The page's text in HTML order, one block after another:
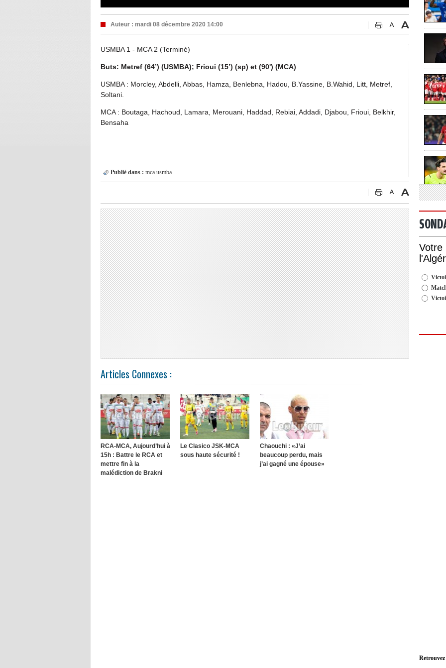
Auteur : mardi 08 décembre 2020 14:00
USMBA 1 - MCA 2 (Terminé)
Buts: Metref (64’) (USMBA); Frioui (15’) (sp) et (90') (MCA)
USMBA : Morcley, Abdelli, Abbas, Hamza, Benlebna, Hadou, B.Yassine, B.Wahid, Litt, Metref,
Soltani.
MCA : Boutaga, Hachoud, Lamara, Merouani, Haddad, Rebiai, Addadi, Djabou, Frioui, Belkhir,
Bensaha
Publié dans : mca usmba
Articles Connexes :
RCA-MCA, Aujourd’hui à
15h : Battre le RCA et
mettre fin à la
malédiction de Brakni
Le Clasico JSK-MCA
sous haute sécurité !
Chaouchi : «J’ai
beaucoup perdu, mais
j’ai gagné une épouse»
Votre